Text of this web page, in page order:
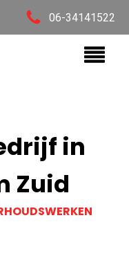
06-34141522
in
Zuid